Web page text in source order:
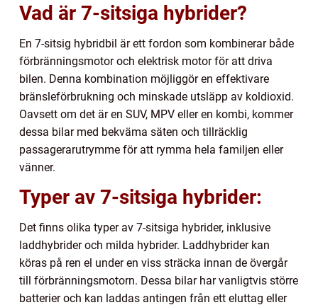
Vad är 7-sitsiga hybrider?
En 7-sitsig hybridbil är ett fordon som kombinerar både
förbränningsmotor och elektrisk motor för att driva
bilen. Denna kombination möjliggör en effektivare
bränsleförbrukning och minskade utsläpp av koldioxid.
Oavsett om det är en SUV, MPV eller en kombi, kommer
dessa bilar med bekväma säten och tillräcklig
passagerarutrymme för att rymma hela familjen eller
vänner.
Typer av 7-sitsiga hybrider:
Det finns olika typer av 7-sitsiga hybrider, inklusive
laddhybrider och milda hybrider. Laddhybrider kan
köras på ren el under en viss sträcka innan de övergår
till förbränningsmotorn. Dessa bilar har vanligtvis större
batterier och kan laddas antingen från ett eluttag eller